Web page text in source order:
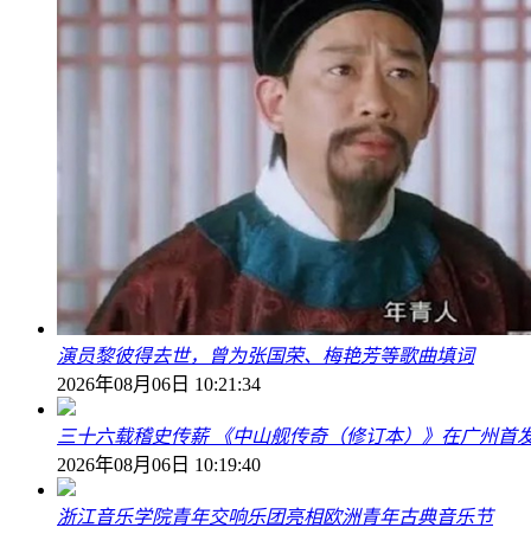
演员黎彼得去世，曾为张国荣、梅艳芳等歌曲填词
2026年08月06日 10:21:34
三十六载稽史传薪 《中山舰传奇（修订本）》在广州首
2026年08月06日 10:19:40
浙江音乐学院青年交响乐团亮相欧洲青年古典音乐节